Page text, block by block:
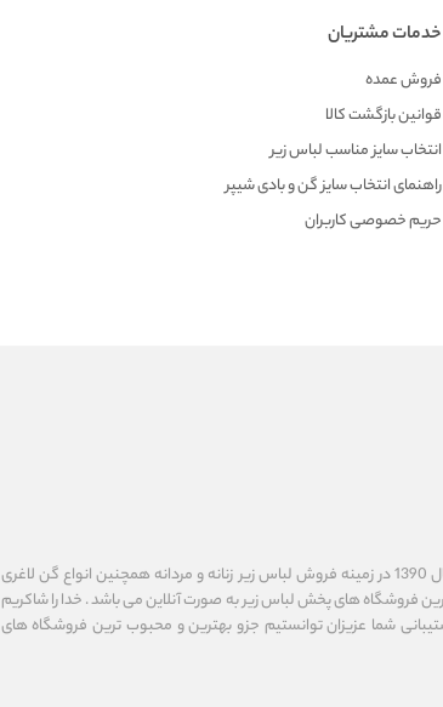
خدمات مشتریان
فروش عمده
قوانین بازگشت کالا
انتخاب سایز مناسب لباس زیر
راهنمای انتخاب سایز گن و بادی شیپر
حریم خصوصی کاربران
فروشگاه اینترنتی ماماشاپ فعالیت خود را از سال 1390 در زمینه فروش لباس زیر زنانه و مردانه همچنین انواع گن لاغری
ترین فروشگاه های پخش لباس زیر به صورت آنلاین می باشد . خدا را شاکریم
شما عزیزان توانستیم جزو بهترین و محبوب ترین فروشگاه های